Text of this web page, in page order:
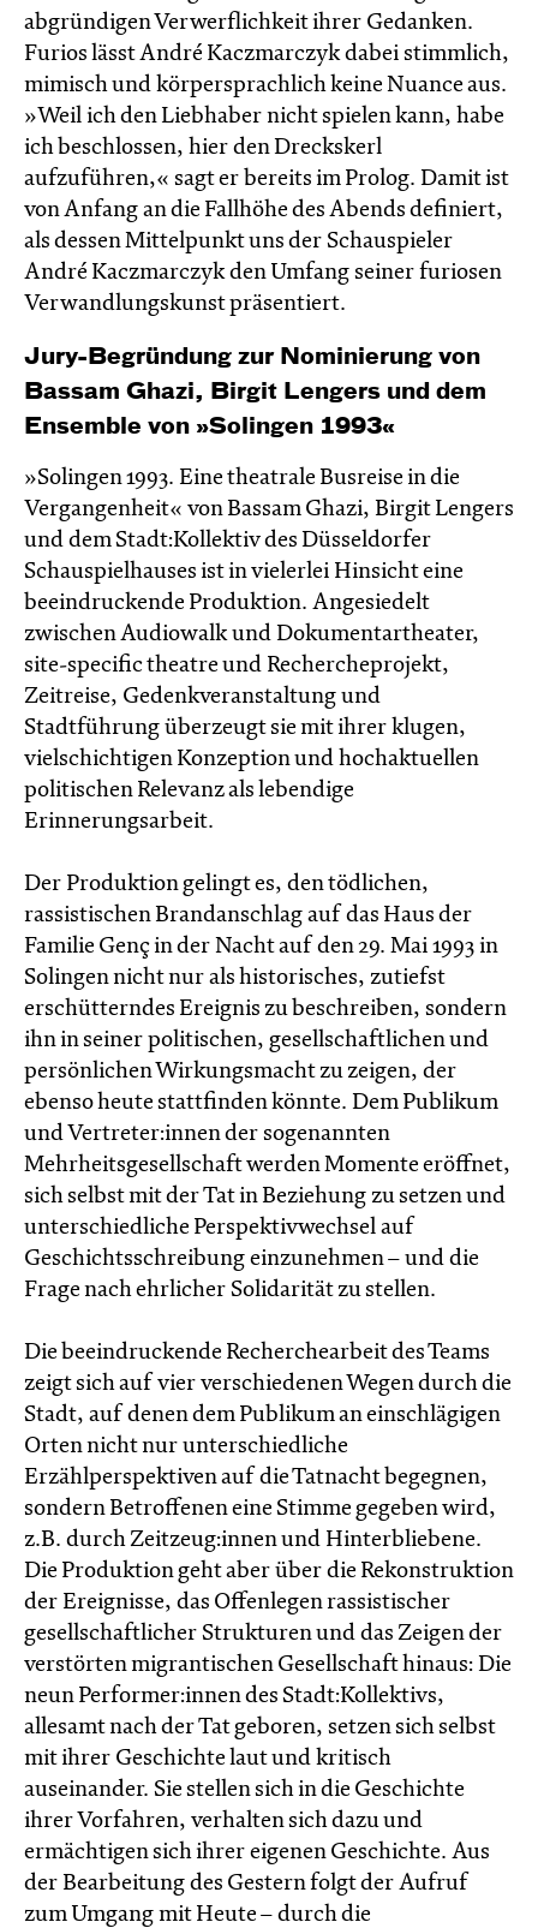
abgründigen Verwerflichkeit ihrer Gedanken.
Furios lässt André Kaczmarczyk dabei stimmlich,
mimisch und körpersprachlich keine Nuance aus.
»Weil ich den Liebhaber nicht spielen kann, habe
ich beschlossen, hier den Dreckskerl
aufzuführen,« sagt er bereits im Prolog. Damit ist
von Anfang an die Fallhöhe des Abends definiert,
als dessen Mittelpunkt uns der Schauspieler
André Kaczmarczyk den Umfang seiner furiosen
Verwandlungskunst präsentiert.
Jury-Begründung zur Nominierung von
Bassam Ghazi, Birgit Lengers und dem
Ensemble von »Solingen 1993«
»Solingen 1993. Eine theatrale Busreise in die
Vergangenheit« von Bassam Ghazi, Birgit Lengers
und dem Stadt:Kollektiv des Düsseldorfer
Schauspielhauses ist in vielerlei Hinsicht eine
beeindruckende Produktion. Angesiedelt
zwischen Audiowalk und Dokumentartheater,
site-specific theatre und Rechercheprojekt,
Zeitreise, Gedenkveranstaltung und
Stadtführung überzeugt sie mit ihrer klugen,
vielschichtigen Konzeption und hochaktuellen
politischen Relevanz als lebendige
Erinnerungsarbeit.
Der Produktion gelingt es, den tödlichen,
rassistischen Brandanschlag auf das Haus der
Familie Genç in der Nacht auf den 29. Mai 1993 in
Solingen nicht nur als historisches, zutiefst
erschütterndes Ereignis zu beschreiben, sondern
ihn in seiner politischen, gesellschaftlichen und
persönlichen Wirkungsmacht zu zeigen, der
ebenso heute stattfinden könnte. Dem Publikum
und Vertreter:innen der sogenannten
Mehrheitsgesellschaft werden Momente eröffnet,
sich selbst mit der Tat in Beziehung zu setzen und
unterschiedliche Perspektivwechsel auf
Geschichtsschreibung einzunehmen – und die
Frage nach ehrlicher Solidarität zu stellen.
Die beeindruckende Recherchearbeit des Teams
zeigt sich auf vier verschiedenen Wegen durch die
Stadt, auf denen dem Publikum an einschlägigen
Orten nicht nur unterschiedliche
Erzählperspektiven auf die Tatnacht begegnen,
sondern Betroffenen eine Stimme gegeben wird,
z.B. durch Zeitzeug:innen und Hinterbliebene.
Die Produktion geht aber über die Rekonstruktion
der Ereignisse, das Offenlegen rassistischer
gesellschaftlicher Strukturen und das Zeigen der
verstörten migrantischen Gesellschaft hinaus: Die
neun Performer:innen des Stadt:Kollektivs,
allesamt nach der Tat geboren, setzen sich selbst
mit ihrer Geschichte laut und kritisch
auseinander. Sie stellen sich in die Geschichte
ihrer Vorfahren, verhalten sich dazu und
ermächtigen sich ihrer eigenen Geschichte. Aus
der Bearbeitung des Gestern folgt der Aufruf
zum Umgang mit Heute – durch die